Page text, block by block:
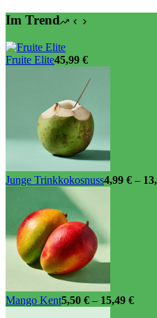
Im Trend
Fruite Elite45,99 €
Junge Trinkkokosnuss4,99 € –
Mango Kent5,50 € – 15,49 €